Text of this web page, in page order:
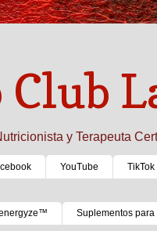
Club
y Terapeuta
YouTube TikTok
Suplementos